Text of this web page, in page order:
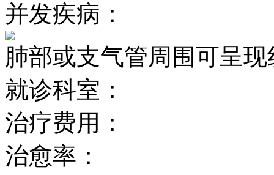
并发疾病：
肺部或支气管周围可呈
就诊科室：
治疗费用：
治愈率：